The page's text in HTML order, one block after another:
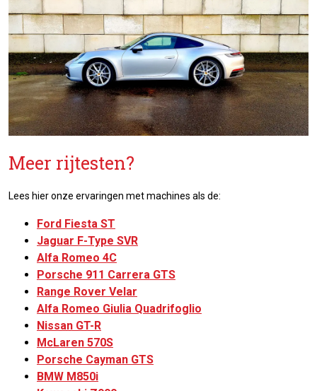
Meer rijtesten?
Lees hier onze ervaringen met machines als de:
Ford Fiesta ST
Jaguar F-Type SVR
Alfa Romeo 4C
Porsche 911 Carrera GTS
Range Rover Velar
Alfa Romeo Giulia Quadrifoglio
Nissan GT-R
McLaren 570S
Porsche Cayman GTS
BMW M850i